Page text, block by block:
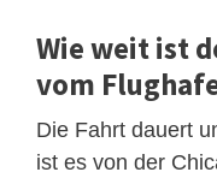
Wie weit ist
vom
Die Fahrt dauert
ist es von der